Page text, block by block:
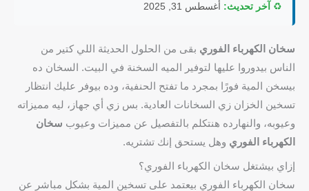
♻️ آخر تحديث: أغسطس 31, 2025
سخان الكهرباء الفوري بقى من الحلول الحديثة اللي كتير من
الناس بيدوروا عليها لتوفير الميه السخنة في البيت. السخان ده
بيسخن المية فورًا بمجرد ما تفتح الحنفية، وده بيوفر عليك انتظار
تسخين الخزان زي السخانات العادية. بس زي أي جهاز، ليه مميزاته
وعيوبه، والنهارده هنتكلم بالتفصيل عن مميزات وعيوب سخان
الكهرباء الفوري وهل يستحق إنك تشتريه.
إزاي بيشتغل سخان الكهرباء الفوري؟
سخان الكهرباء الفوري بيعتمد على تسخين المية بشكل مباشر عن